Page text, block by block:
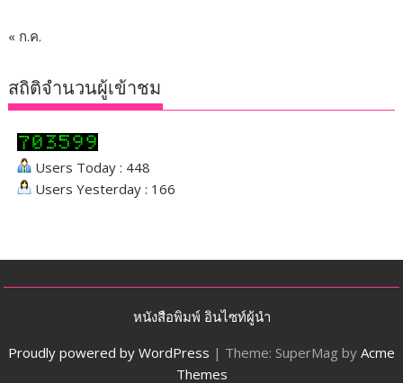
« ก.ค.
สถิติจำนวนผู้เข้าชม
Users Today : 448
Users Yesterday : 166
หนังสือพิมพ์ อินไซท์ผู้นำ
Proudly powered by WordPress | Theme: SuperMag by Acme
Themes